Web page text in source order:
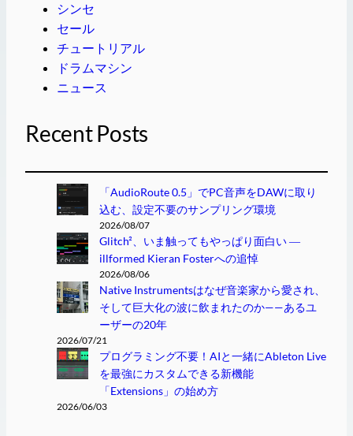
シンセ
セール
チュートリアル
ドラムマシン
ニュース
Recent Posts
「AudioRoute 0.5」でPC音声をDAWに取り
込む、設定不要のサンプリング環境
2026/08/07
Glitch²、いま触ってもやっぱり面白い ―
illformed Kieran Fosterへの追悼
2026/08/06
Native Instrumentsはなぜ音楽家から愛され、
そして巨大化の波に飲まれたのか——あるユ
ーザーの20年
2026/07/21
プログラミング不要！AIと一緒にAbleton Live
を最強にカスタムできる新機能
「Extensions」の始め方
2026/06/03